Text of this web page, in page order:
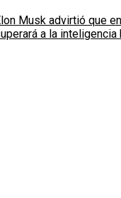
Musk advirtió que
a la inteligencia